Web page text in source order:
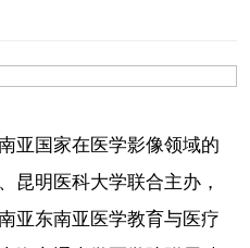
亚国家在医学影像领域的
昆明医科大学联合主办，
亚东南亚医学教育与医疗